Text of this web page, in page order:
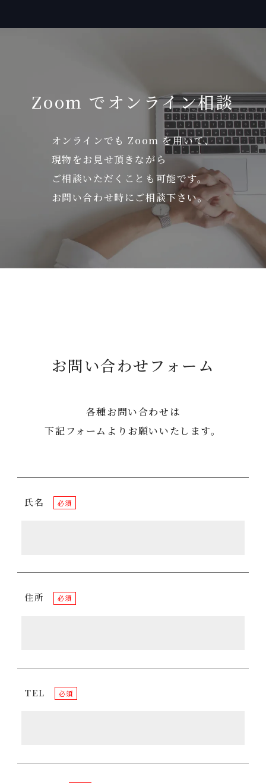
Zoom でオンライン相談
オンラインでも Zoom を用いて、
現物をお見せ頂きながら
ご相談いただくことも可能です。
お問い合わせ時にご相談下さい。
お問い合わせフォーム
各種お問い合わせは
下記フォームよりお願いいたします。
氏名 必須
住所 必須
TEL 必須